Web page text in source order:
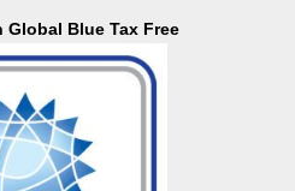
Global Blue Tax Free